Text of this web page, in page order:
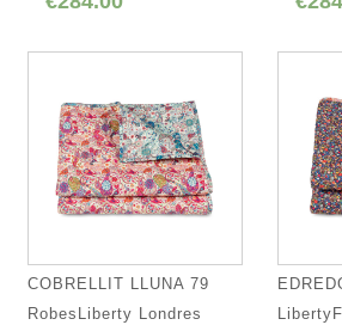
COBRELLIT LLUNA 79
RobesLiberty Londres